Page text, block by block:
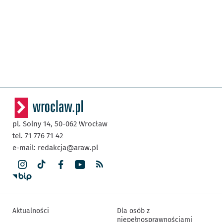
pl. Solny 14, 50-062 Wrocław
tel. 71 776 71 42
e-mail: redakcja@araw.pl
Aktualności
Dla osób z
niepełnosprawnościami